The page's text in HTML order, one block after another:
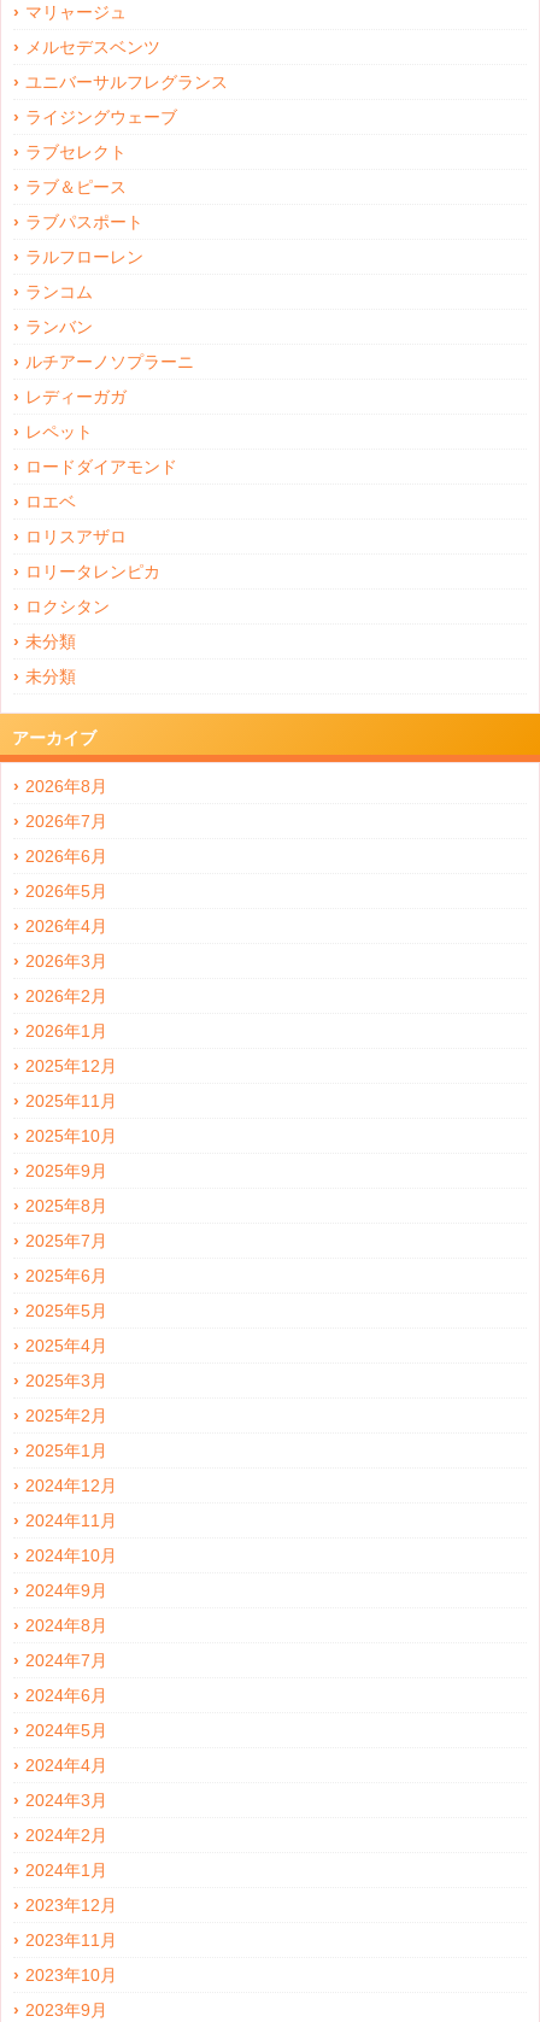
マリャージュ
メルセデスベンツ
ユニバーサルフレグランス
ライジングウェーブ
ラブセレクト
ラブ＆ピース
ラブパスポート
ラルフローレン
ランコム
ランバン
ルチアーノソプラーニ
レディーガガ
レペット
ロードダイアモンド
ロエベ
ロリスアザロ
ロリータレンピカ
ロクシタン
未分類
未分類
アーカイブ
2026年8月
2026年7月
2026年6月
2026年5月
2026年4月
2026年3月
2026年2月
2026年1月
2025年12月
2025年11月
2025年10月
2025年9月
2025年8月
2025年7月
2025年6月
2025年5月
2025年4月
2025年3月
2025年2月
2025年1月
2024年12月
2024年11月
2024年10月
2024年9月
2024年8月
2024年7月
2024年6月
2024年5月
2024年4月
2024年3月
2024年2月
2024年1月
2023年12月
2023年11月
2023年10月
2023年9月